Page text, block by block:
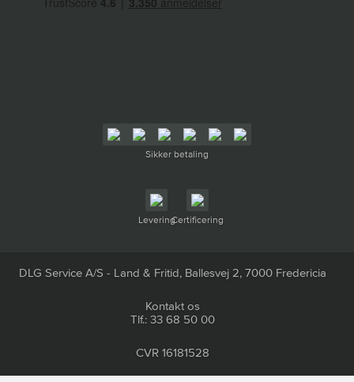
Sikker betaling
LeveringCertificering
DLG Service A/S - Land & Fritid, Ballesvej 2, 7000 Fredericia
Kontakt os
Tlf.: 33 68 50 00
CVR 16181528